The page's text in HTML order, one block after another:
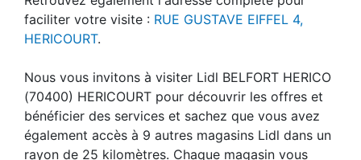
Retrouvez également l'adresse complète pour
faciliter votre visite :
Nous vous invitons à visiter Lidl BELFORT HERICO
(70400) HERICOURT pour découvrir les offres et
bénéficier des services et sachez que vous avez
également accès à 9 autres magasins Lidl dans un